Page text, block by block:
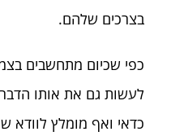
בצרכים שלהם.
כפי שכיום מתחשבים
לעשות גם את אותו
כדאי ואף מומלץ לוודא